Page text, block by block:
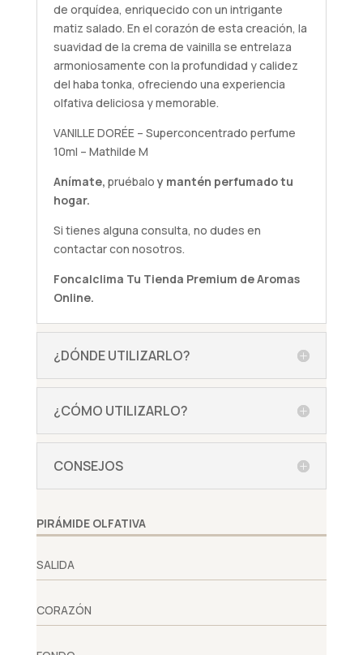
de orquídea, enriquecido con un intrigante
matiz salado. En el corazón de esta creación, la
suavidad de la crema de vainilla se entrelaza
armoniosamente con la profundidad y calidez
del haba tonka, ofreciendo una experiencia
olfativa deliciosa y memorable.
VANILLE DORÉE – Superconcentrado perfume
10ml – Mathilde M
Anímate, pruébalo y mantén perfumado tu
hogar.
Si tienes alguna consulta, no dudes en
contactar con nosotros.
Foncalclima Tu Tienda Premium de Aromas
Online.
¿DÓNDE UTILIZARLO?
¿CÓMO UTILIZARLO?
CONSEJOS
PIRÁMIDE OLFATIVA
SALIDA
CORAZÓN